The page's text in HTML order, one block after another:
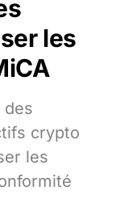
les
des
crypto
les